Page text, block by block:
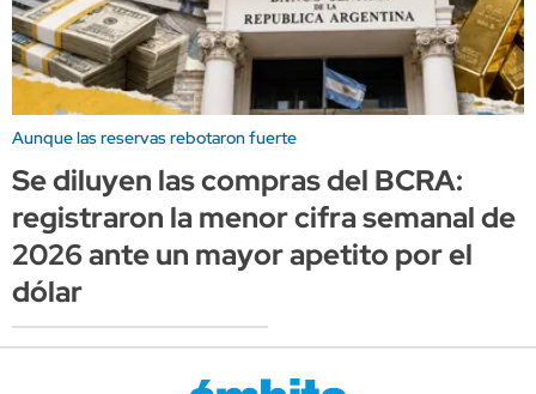
Aunque las reservas rebotaron fuerte
Se diluyen las compras del BCRA:
registraron la menor cifra semanal de
2026 ante un mayor apetito por el
dólar